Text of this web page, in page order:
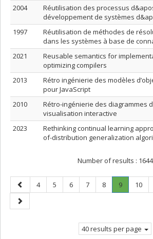
2004
Réutilisation des processus
développement de systèmes
1997
Réutilisation de méthodes de
dans les systèmes à base de
2021
Reusable semantics for
optimizing compilers
2013
Rétro ingénierie des modèles
pour JavaScript
2010
Rétro-ingénierie des diagrammes
visualisation interactive
2023
Rethinking continual learning
of-distribution generalization
Number of results : 1644
Previous
page
Page
4 Page
5 Page
6 Page
7 Page
8 Page
9.
Current
Page
10
Next
page
40 results per page